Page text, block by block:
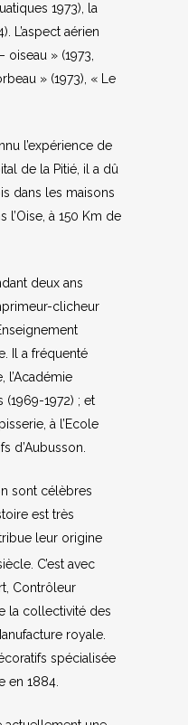
1973), la
L’aspect aérien
oiseau » (1973,
» (1973), « Le
l’expérience de
de la Pitié, il a dû
dans les maisons
l’Oise, à 150 Km de
deux ans
clicheur
Il a fréquenté
l’Académie
(1969-1972) ; et
à l’Ecole
d’Aubusson.
sont célèbres
est très
leur origine
C’est avec
Contrôleur
la collectivité des
royale.
spécialisée
en 1884.